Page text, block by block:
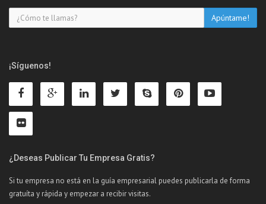
¡Síguenos!
¿Deseas Publicar Tu Empresa Gratis?
Si tu empresa no está en la guía empresarial puedes publicarla de forma
gratuíta y rápida y empezar a recibir visitas.